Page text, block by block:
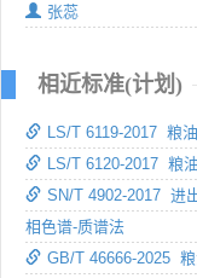
张蕊
相近标准(计划)
LS/T 6119-2017 粮
LS/T 6120-2017 粮
SN/T 4902-2017 进
相色谱-质谱法
GB/T 46666-2025